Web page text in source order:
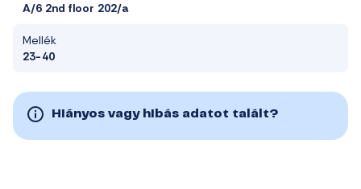
A/6 2nd floor 202/a
Mellék
23-40
Hiányos vagy hibás adatot talált?